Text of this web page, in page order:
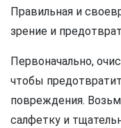
Правильная и
зрение и
Первоначально,
чтобы
повреждения.
салфетку и